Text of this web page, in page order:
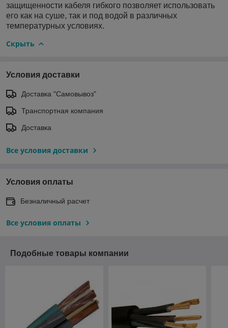
защищенности кабеля гибкого позволяет использовать
его как на суше, так и под водой в различных
температурных условиях.
Скрыть
Условия доставки
Доставка "Самовывоз"
Транспортная компания
Доставка
Все условия доставки
Условия оплаты
Безналичный расчет
Все условия оплаты
Подобные товары компании